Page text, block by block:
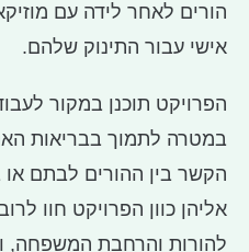
הורים לאחר לידה עם
אישי עבור התינוק שלהם.
הפרויקט תוכנן במקור
במטרה לתמוך בבריאות
הקשר בין ההורים לבתם או
אליהן כוון הפרויקט חוו
להורות והרחבת המשפחה,